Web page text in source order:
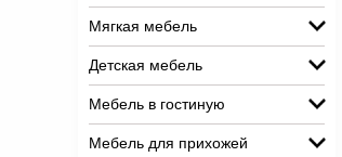
Мягкая мебель
Детская мебель
Мебель в гостиную
Мебель для прихожей